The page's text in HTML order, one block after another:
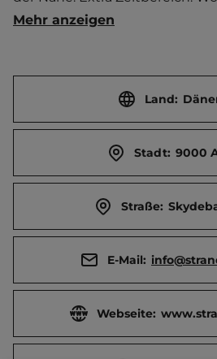
Servicegebäude zum Kochen
entfernt. Touristen-/
Mehr anzeigen
Land:
Stadt: 9000
Straße:
E-Mail:
Webseite: